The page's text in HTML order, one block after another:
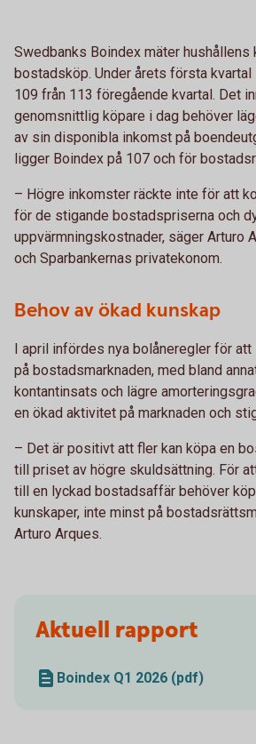
Swedbanks Boindex mäter hushållens
bostadsköp. Under årets första
109 från 113 föregående kvartal. Det
genomsnittlig köpare i dag behöver
av sin disponibla inkomst på
ligger Boindex på 107 och för
– Högre inkomster räckte inte för att
för de stigande bostadspriserna och
uppvärmningskostnader, säger Arturo
och Sparbankernas privatekonom.
Behov av ökad kunskap
I april infördes nya bolåneregler för att
på bostadsmarknaden, med bland
kontantinsats och lägre
en ökad aktivitet på marknaden och
– Det är positivt att fler kan köpa en
till priset av högre skuldsättning. För
till en lyckad bostadsaffär behöver
kunskaper, inte minst på
Arturo Arques.
Aktuell rapport
Boindex Q1 2026 (pdf)